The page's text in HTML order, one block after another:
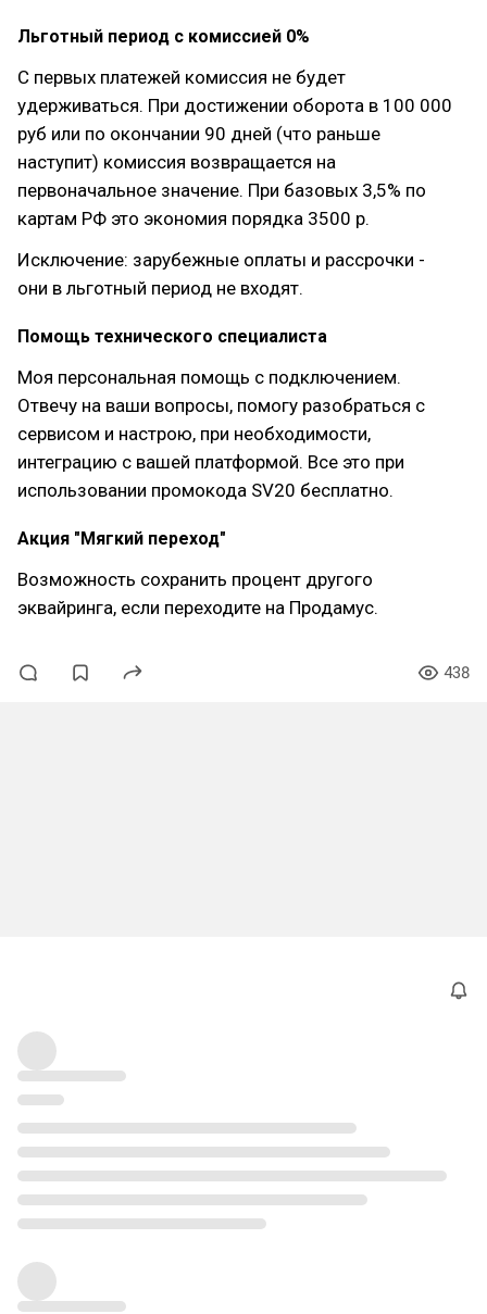
Льготный период с комиссией 0%
С первых платежей комиссия не будет
удерживаться. При достижении оборота в 100 000
руб или по окончании 90 дней (что раньше
наступит) комиссия возвращается на
первоначальное значение. При базовых 3,5% по
картам РФ это экономия порядка 3500 р.
Исключение: зарубежные оплаты и рассрочки -
они в льготный период не входят.
Помощь технического специалиста
Моя персональная помощь с подключением.
Отвечу на ваши вопросы, помогу разобраться с
сервисом и настрою, при необходимости,
интеграцию с вашей платформой. Все это при
использовании промокода SV20 бесплатно.
Акция "Мягкий переход"
Возможность сохранить процент другого
эквайринга, если переходите на Продамус.
438